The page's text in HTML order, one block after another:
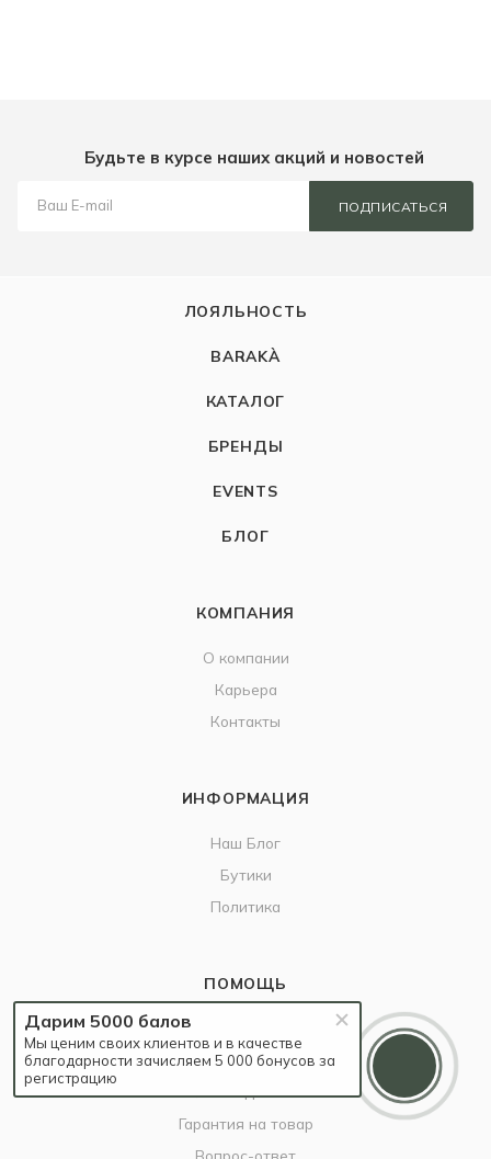
Будьте в курсе наших акций и новостей
ПОДПИСАТЬСЯ
ЛОЯЛЬНОСТЬ
BARAKÀ
КАТАЛОГ
БРЕНДЫ
EVENTS
БЛОГ
КОМПАНИЯ
О компании
Карьера
Контакты
ИНФОРМАЦИЯ
Наш Блог
Бутики
Политика
ПОМОЩЬ
Бонусы благодарности
Условия оплаты
Условия доставки
Гарантия на товар
Дарим 5000 балов
Мы ценим своих клиентов и в качестве
благодарности зачисляем 5 000 бонусов за
регистрацию